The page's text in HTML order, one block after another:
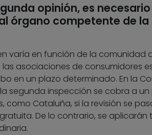
opinión, es
órgano competente de
varía en función de la comunidad
asociaciones de consumidores
en un plazo determinado. En la
la segunda inspección se cobra a
como Cataluña, si la revisión se
De lo contrario, se aplicarán